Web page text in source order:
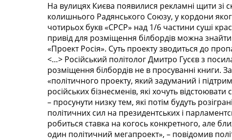
На вулицях Києва появилися рекламні щити зі
колишнього Радянського Союзу, у кордони
чотирьох букв «СРСР» над 1/6 частини суші
привід для розміщення білбордів можна знайти
«Проект Росія». Суть проекту зводиться до
<…> Російський політолог Дмитро Гусєв з
розміщення білбордів не в просуванні книги.
«політичного проекту, який задуманий і
російських бізнесменів, які хочуть
– просунути низку тем, які потім будуть
політичних сил на президентських і
робиться ставка на когось конкретного, але
один політичний мегапроект», – повідомив